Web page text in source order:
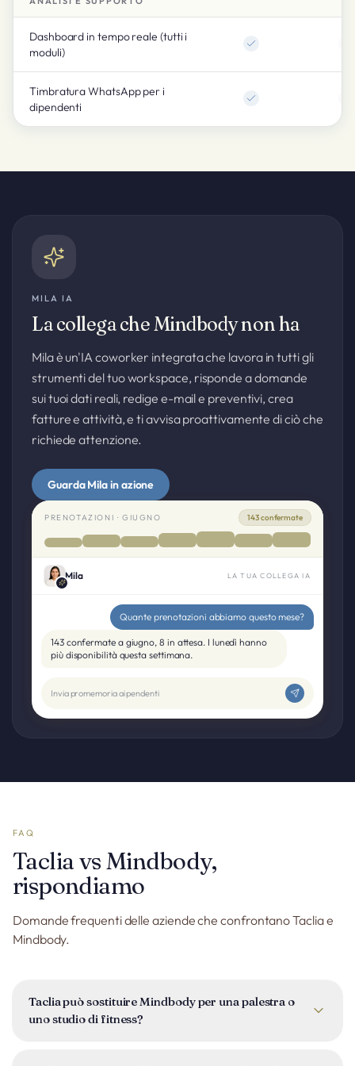
Dashboard in tempo reale (tutti i
moduli)
Timbratura WhatsApp per i
dipendenti
MILA IA
La collega che Mindbody non ha
Mila è un'IA coworker integrata che lavora in tutti gli
strumenti del tuo workspace, risponde a domande
sui tuoi dati reali, redige e-mail e preventivi, crea
fatture e attività, e ti avvisa proattivamente di ciò che
richiede attenzione.
Guarda Mila in azione
PRENOTAZIONI · GIUGNO 143 confermate
Mila LA TUA COLLEGA IA
Quante prenotazioni abbiamo questo mese?
143 confermate a giugno, 8 in attesa. I lunedì hanno
più disponibilità questa settimana.
Invia promemoria ai pendenti
FAQ
Taclia vs Mindbody,
rispondiamo
Domande frequenti delle aziende che confrontano Taclia e
Mindbody.
Taclia può sostituire Mindbody per una palestra o
uno studio di fitness?